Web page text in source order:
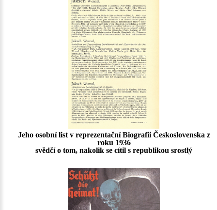
Jeho osobní list v reprezentační Biografii Československa z
roku 1936
svědčí o tom, nakolik se cítil s republikou srostlý